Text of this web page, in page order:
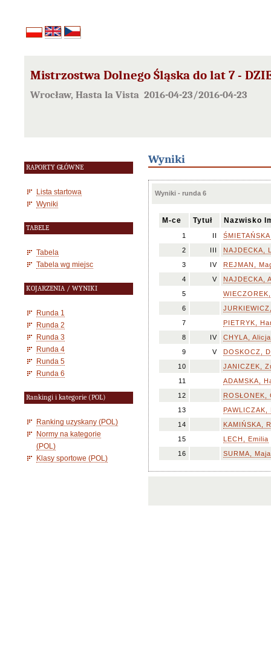
Mistrzostwa Dolnego Śląska do lat 7 -
Wrocław, Hasta la Vista 2016-04-23/2016-04-23
RAPORTY GŁÓWNE
Lista startowa
Wyniki
TABELE
Tabela
Tabela wg miejsc
KOJARZENIA / WYNIKI
Runda 1
Runda 2
Runda 3
Runda 4
Runda 5
Runda 6
Rankingi i kategorie (POL)
Ranking uzyskany (POL)
Normy na kategorie
(POL)
Klasy sportowe (POL)
Wyniki
Wyniki - runda 6
M-ce Tytuł Nazwisko
1 II
2
III
NAJDECKA,
3
IV
REJMAN,
4
V
NAJDECKA,
5
6
7
PIETRYK,
8
IV
CHYLA, Alicja
9
V
DOSKOCZ,
10
JANICZEK,
11
ADAMSKA,
12
ROSŁONEK,
13
PAWLICZAK,
14
KAMIŃSKA,
15
LECH, Emilia
16
SURMA, Maja